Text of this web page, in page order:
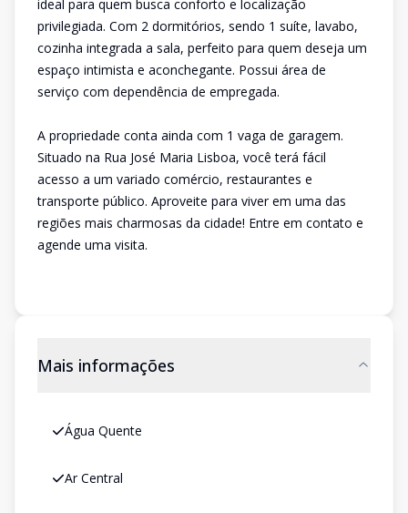
ideal para quem busca conforto e localização
privilegiada. Com 2 dormitórios, sendo 1 suíte, lavabo,
cozinha integrada a sala, perfeito para quem deseja um
espaço intimista e aconchegante. Possui área de
serviço com dependência de empregada.
A propriedade conta ainda com 1 vaga de garagem.
Situado na Rua José Maria Lisboa, você terá fácil
acesso a um variado comércio, restaurantes e
transporte público. Aproveite para viver em uma das
regiões mais charmosas da cidade! Entre em contato e
agende uma visita.
Mais informações
Água Quente
Ar Central